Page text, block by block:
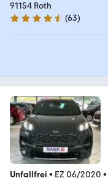
91154 Roth
4.6 Sterne
(63)
Unfallfrei • EZ 06/2020 •